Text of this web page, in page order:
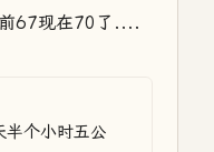
67现在70了....
半个小时五公